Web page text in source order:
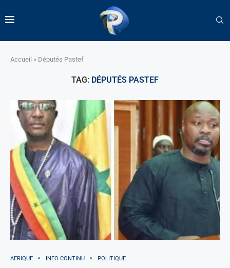
Accueil » Députés Pastef
TAG: DÉPUTÉS PASTEF
AFRIQUE INFO CONTINU POLITIQUE